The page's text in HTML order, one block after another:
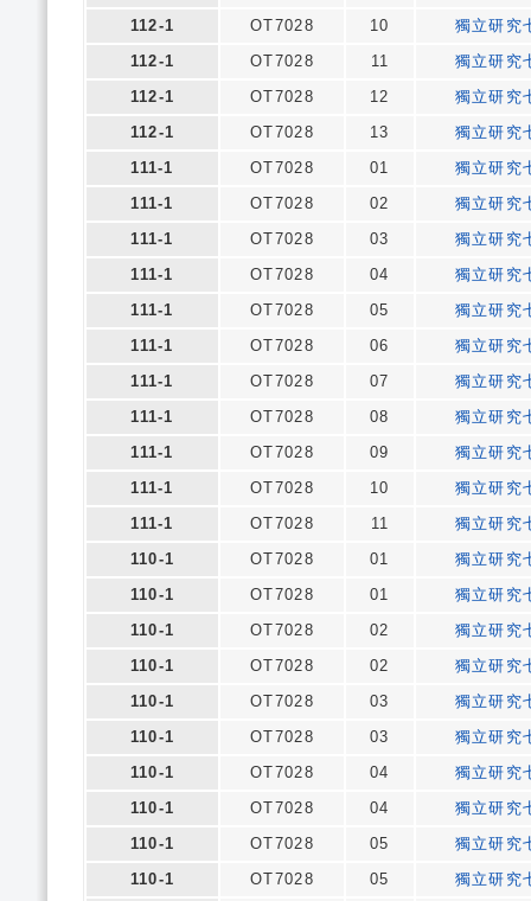
112-1
OT7028 10
獨立研究
112-1
OT7028 11
獨立研究
112-1
OT7028 12
獨立研究
112-1
OT7028 13
獨立研究
111-1
OT7028 01
獨立研究
111-1
OT7028 02
獨立研究
111-1
OT7028 03
獨立研究
111-1
OT7028 04
獨立研究
111-1
OT7028 05
獨立研究
111-1
OT7028 06
獨立研究
111-1
OT7028 07
獨立研究
111-1
OT7028 08
獨立研究
111-1
OT7028 09
獨立研究
111-1
OT7028 10
獨立研究
111-1
OT7028 11
獨立研究
110-1
OT7028 01
獨立研究
110-1
OT7028 01
獨立研究
110-1
OT7028 02
獨立研究
110-1
OT7028 02
獨立研究
110-1
OT7028 03
獨立研究
110-1
OT7028 03
獨立研究
110-1
OT7028 04
獨立研究
110-1
OT7028 04
獨立研究
110-1
OT7028 05
獨立研究
110-1
OT7028 05
獨立研究